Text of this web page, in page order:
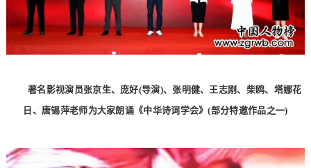
著名影视演员张京生、庞好(导演)、张明健、王志刚、柴鸥、塔娜花
日、唐锡萍老师为大家朗诵《中华诗词学会》(部分特邀作品之一)